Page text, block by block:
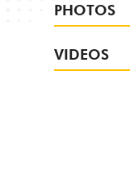
PHOTOS
VIDEOS